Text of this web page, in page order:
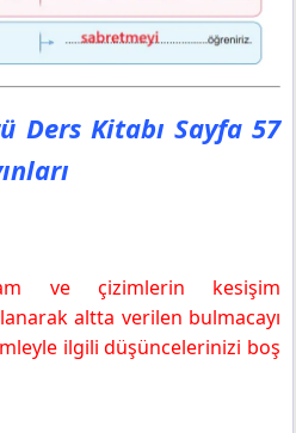
Ders Kitabı Sayfa 57
ve çizimlerin kesişim
altta verilen bulmacayı
ilgili düşüncelerinizi boş